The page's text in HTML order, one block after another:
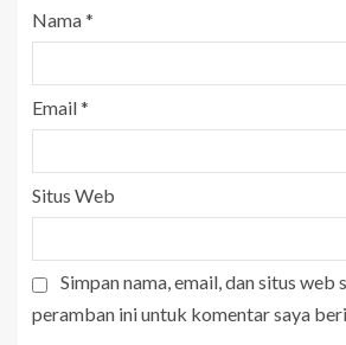
Nama*
Email*
Situs Web
Simpan nama, email, dan situs web
peramban ini untuk komentar saya